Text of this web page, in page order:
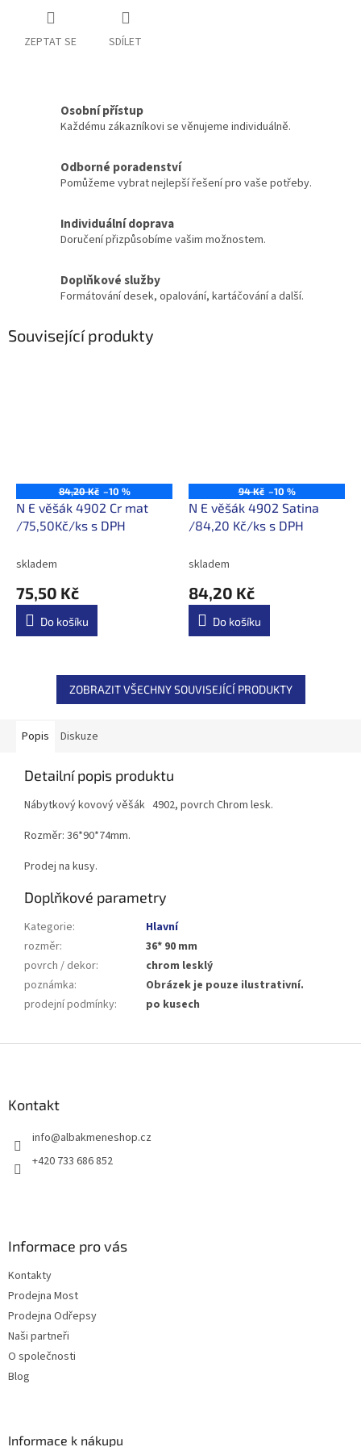
ZEPTAT SE SDÍLET
Osobní přístup
Každému zákazníkovi se věnujeme individuálně.
Odborné poradenství
Pomůžeme vybrat nejlepší řešení pro vaše potřeby.
Individuální doprava
Doručení přizpůsobíme vašim možnostem.
Doplňkové služby
Formátování desek, opalování, kartáčování a další.
Související produkty
84,20 Kč –10 %
N E věšák 4902 Cr mat
/75,50Kč/ks s DPH
skladem
75,50 Kč
Do košíku
94 Kč –10 %
N E věšák 4902 Satina
/84,20 Kč/ks s DPH
skladem
84,20 Kč
Do košíku
ZOBRAZIT VŠECHNY SOUVISEJÍCÍ PRODUKTY
Popis Diskuze
Detailní popis produktu
Nábytkový kovový věšák 4902, povrch Chrom lesk.
Rozměr: 36*90*74mm.
Prodej na kusy.
Doplňkové parametry
Kategorie:
Hlavní
rozměr:
36* 90 mm
povrch / dekor:
chrom lesklý
poznámka:
Obrázek je pouze ilustrativní.
prodejní podmínky: po kusech
Kontakt
info@albakmeneshop.cz
+420 733 686 852
Informace pro vás
Kontakty
Prodejna Most
Prodejna Odřepsy
Naši partneři
O společnosti
Blog
Informace k nákupu